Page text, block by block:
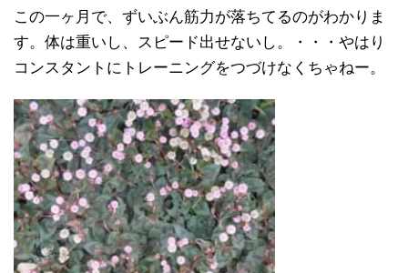
この一ヶ月で、ずいぶん筋力が落ちてるのがわかりま
す。体は重いし、スピード出せないし。・・・やはり
コンスタントにトレーニングをつづけなくちゃねー。